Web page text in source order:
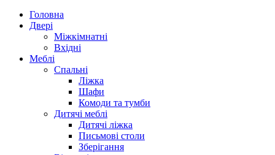
Головна
Двері
Міжкімнатні
Вхідні
Меблі
Спальні
Ліжка
Шафи
Комоди та тумби
Дитячі меблі
Дитячі ліжка
Письмові столи
Зберігання